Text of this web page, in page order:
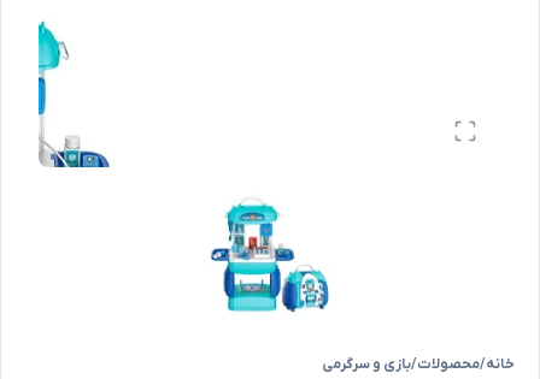
خانه/محصولات/بازی و سرگرمی